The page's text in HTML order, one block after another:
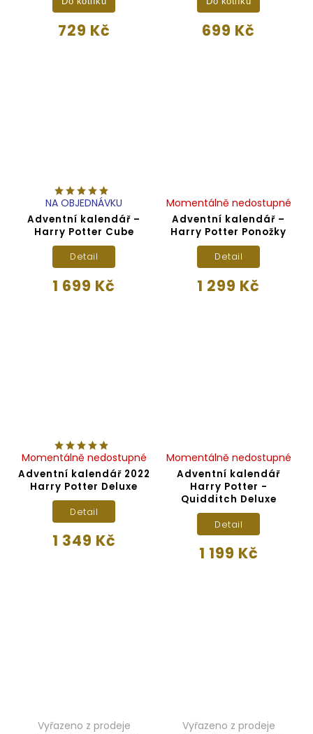
729 Kč 699 Kč
Adventní kalendář –
Harry Potter Cube
NA OBJEDNÁVKU
1 699 Kč
Detail
Adventní kalendář –
Harry Potter Ponožky
Momentálně nedostupné
1 299 Kč
Detail
Adventní kalendář 2022
Harry Potter Deluxe
Momentálně nedostupné
1 349 Kč
Detail
Adventní kalendář
Harry Potter -
Quidditch Deluxe
Momentálně nedostupné
1 199 Kč
Detail
Vyřazeno z prodeje Vyřazeno z prodeje